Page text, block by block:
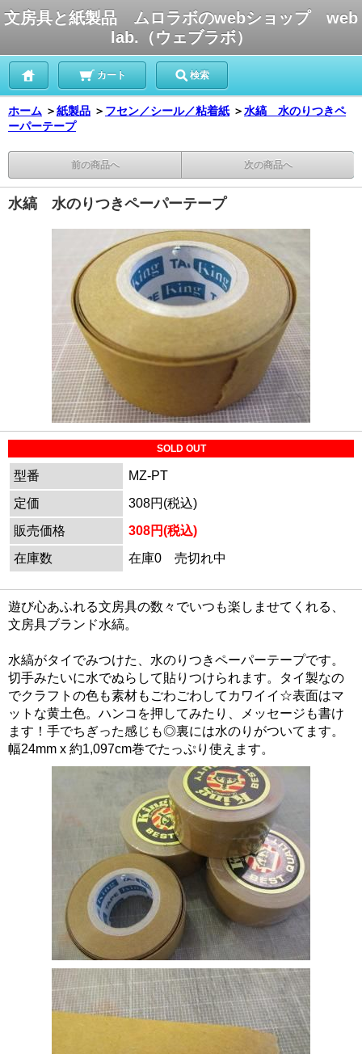
文房具と紙製品 ムロラボのwebショップ web
lab.（ウェブラボ）
カート 検索
ホーム ＞紙製品 ＞ フセン／シール／粘着紙 ＞水縞 水のりつきペ
ーパーテープ
前の商品へ 次の商品へ
水縞 水のりつきペーパーテープ
SOLD OUT
型番
MZ-PT
定価
308円(税込)
販売価格
308円(税込)
在庫数
在庫0 売切れ中
遊び心あふれる文房具の数々でいつも楽しませてくれる、
文房具ブランド水縞。
水縞がタイでみつけた、水のりつきペーパーテープです。
切手みたいに水でぬらして貼りつけられます。タイ製なの
でクラフトの色も素材もごわごわしてカワイイ☆表面はマ
ットな黄土色。ハンコを押してみたり、メッセージも書け
ます！手でちぎった感じも◎裏には水のりがついてます。
幅24mm x 約1,097cm巻でたっぷり使えます。